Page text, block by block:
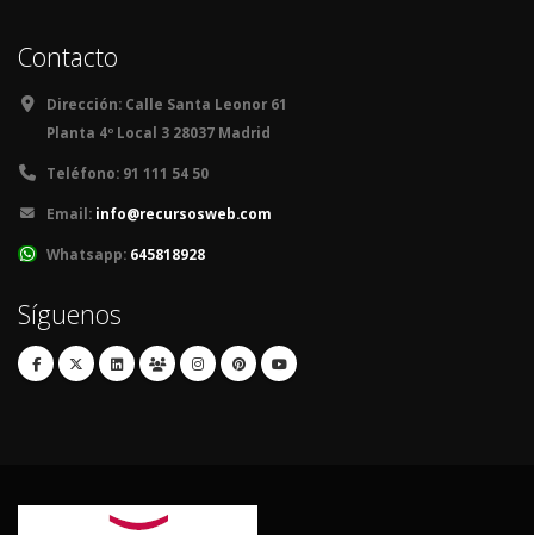
Contacto
Dirección: Calle Santa Leonor 61
Planta 4º Local 3 28037 Madrid
Teléfono: 91 111 54 50
Email: info@recursosweb.com
Whatsapp: 645818928
Síguenos